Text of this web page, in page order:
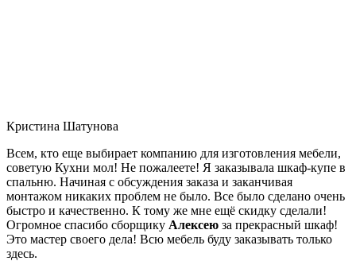
Кристина Шатунова
Всем, кто еще выбирает компанию для изготовления мебели,
советую Кухни мол! Не пожалеете! Я заказывала шкаф-купе в
спальню. Начиная с обсуждения заказа и заканчивая
монтажом никаких проблем не было. Все было сделано очень
быстро и качественно. К тому же мне ещё скидку сделали!
Огромное спасибо сборщику Алексею за прекрасный шкаф!
Это мастер своего дела! Всю мебель буду заказывать только
здесь.